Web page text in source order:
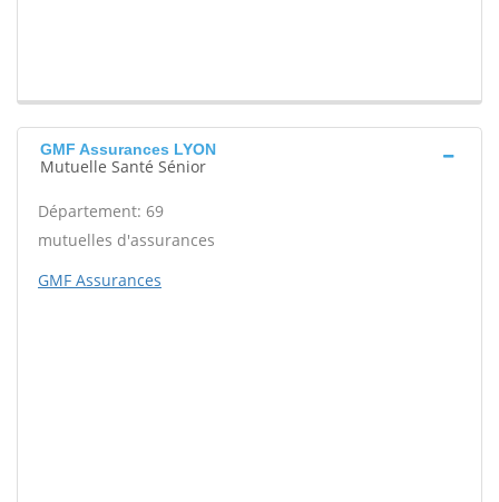
GMF Assurances LYON
Mutuelle Santé Sénior
Département: 69
mutuelles d'assurances
GMF Assurances